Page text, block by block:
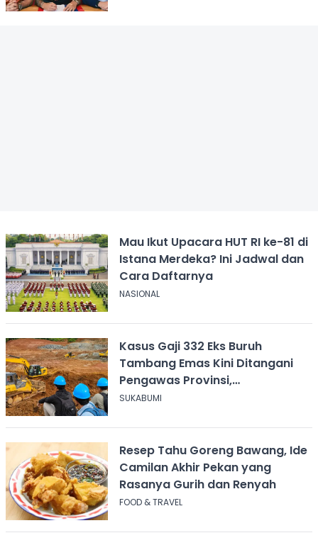
Mau Ikut Upacara HUT RI ke-81 di
Istana Merdeka? Ini Jadwal dan
Cara Daftarnya
NASIONAL
Kasus Gaji 332 Eks Buruh
Tambang Emas Kini Ditangani
Pengawas Provinsi,
Disnakertrans Sukabumi Terus
SUKABUMI
Resep Tahu Goreng Bawang, Ide
Camilan Akhir Pekan yang
Rasanya Gurih dan Renyah
FOOD & TRAVEL